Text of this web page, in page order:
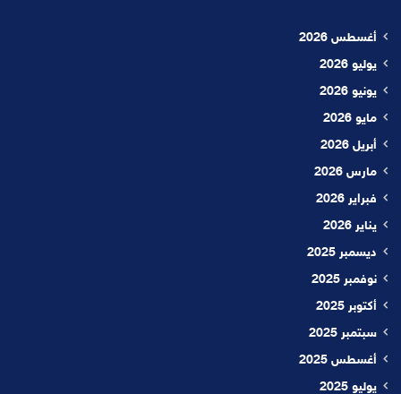
أغسطس 2026
يوليو 2026
يونيو 2026
مايو 2026
أبريل 2026
مارس 2026
فبراير 2026
يناير 2026
ديسمبر 2025
نوفمبر 2025
أكتوبر 2025
سبتمبر 2025
أغسطس 2025
يوليو 2025